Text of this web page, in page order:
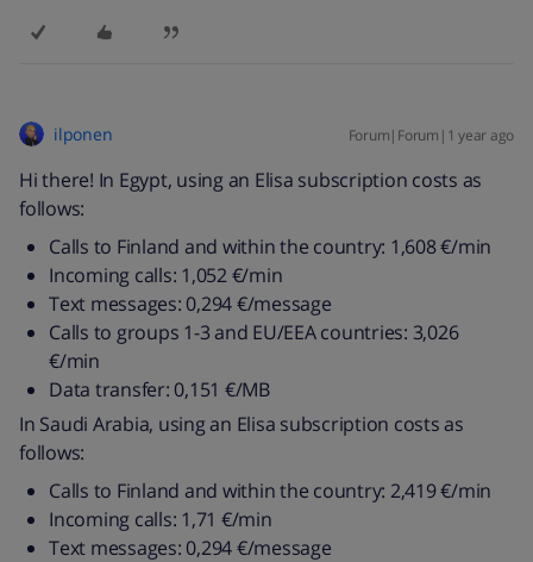
ilponen Forum|Forum|1 year ago
Hi there! In Egypt, using an Elisa subscription costs as
follows:
Calls to Finland and within the country: 1,608 €/min
Incoming calls: 1,052 €/min
Text messages: 0,294 €/message
Calls to groups 1-3 and EU/EEA countries: 3,026
€/min
Data transfer: 0,151 €/MB
In Saudi Arabia, using an Elisa subscription costs as
follows:
Calls to Finland and within the country: 2,419 €/min
Incoming calls: 1,71 €/min
Text messages: 0,294 €/message